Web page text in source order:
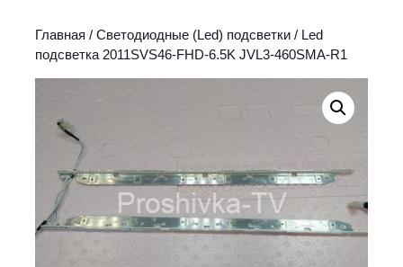
Главная / Светодиодные (Led) подсветки / Led
подсветка 2011SVS46-FHD-6.5K JVL3-460SMA-R1